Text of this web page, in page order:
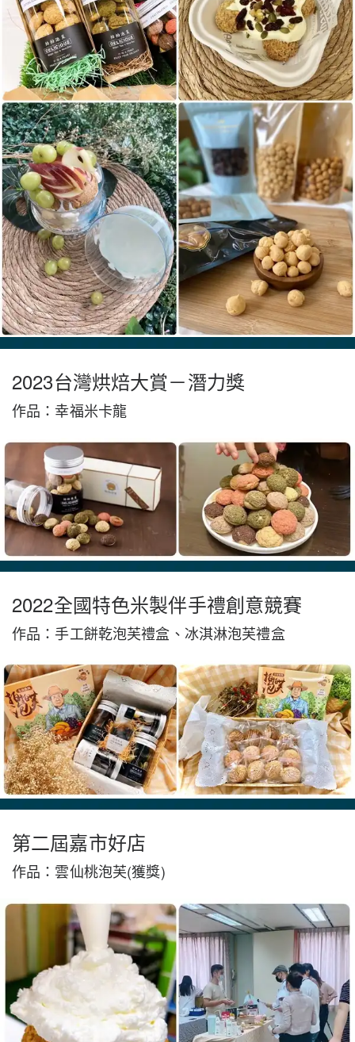
2023台灣烘焙大賞－潛力獎
作品：幸福米卡龍
2022全國特色米製伴手禮創意競賽
作品：手工餅乾泡芙禮盒、冰淇淋泡芙禮盒
第二屆嘉市好店
作品：雲仙桃泡芙(獲獎)